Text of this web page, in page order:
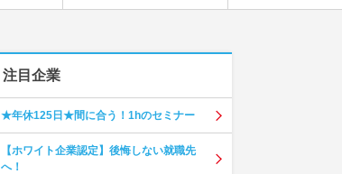
注目企業
★年休125日★間に合う！1hのセミナー
【ホワイト企業認定】後悔しない就職先
へ！